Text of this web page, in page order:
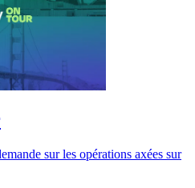
sur les opérations axées sur